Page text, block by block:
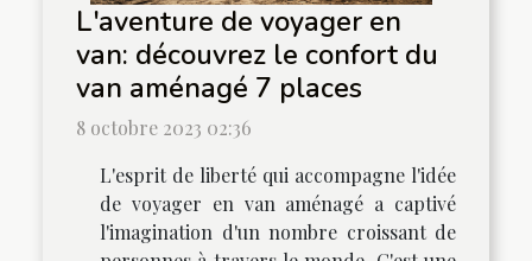
L'aventure de voyager en
van: découvrez le confort du
van aménagé 7 places
8 octobre 2023 02:36
L'esprit de liberté qui accompagne l'idée
de voyager en van aménagé a captivé
l'imagination d'un nombre croissant de